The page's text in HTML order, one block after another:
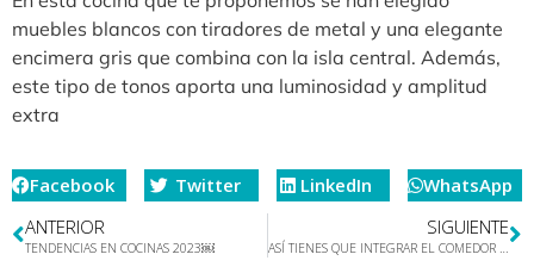
muebles blancos con tiradores de metal y una elegante
encimera gris que combina con la isla central. Además,
este tipo de tonos aporta una luminosidad y amplitud
extra
Facebook Twitter LinkedIn
WhatsApp
ANTERIOR
TENDENCIAS EN COCINAS 2023￼
SIGUIENTE
ASÍ TIENES QUE INTEGRAR EL COMEDOR EN LA COCINA PARA QUE QUEDE BIEN